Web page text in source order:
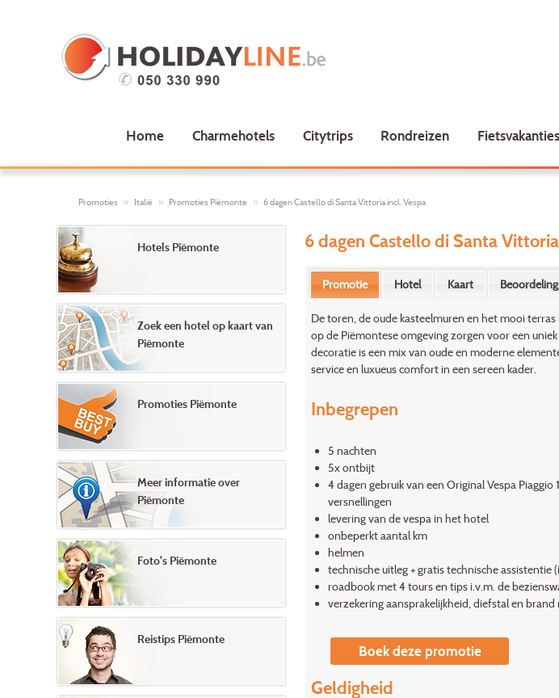
Home Charmehotels Citytrips Rondreizen Fietsvakanties
Promoties Italië Promoties Piëmonte 6 dagen Castello di Santa Vittoria incl. Vespa
6 dagen Castello di Santa
Promotie Hotel Kaart
De toren, de oude kasteelmuren en het mooi
op de Piëmontese omgeving zorgen voor een
decoratie is een mix van oude en moderne
service en luxueus comfort in een sereen kader.
Inbegrepen
5 nachten
5x ontbijt
4 dagen gebruik van een Original Vespa Piaggio
versnellingen
levering van de vespa in het hotel
onbeperkt aantal km
helmen
technische uitleg + gratis technische
roadbook met 4 tours en tips i.v.m. de
verzekering aansprakelijkheid, diefstal en
Boek deze promotie
Geldigheid
Hotels Piëmonte
Zoek een hotel op kaart van
Piëmonte
Promoties Piëmonte
Meer informatie over
Piëmonte
Foto's Piëmonte
Reistips Piëmonte